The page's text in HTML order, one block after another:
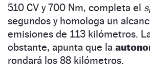
510 CV y 700 Nm, completa el
segundos y homologa un
emisiones de 113 kilómetros.
obstante, apunta que la
rondará los 88 kilómetros.